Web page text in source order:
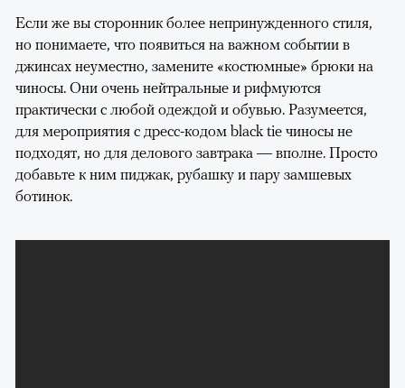
Если же вы сторонник более непринужденного стиля,
но понимаете, что появиться на важном событии в
джинсах неуместно, замените «костюмные» брюки на
чиносы. Они очень нейтральные и рифмуются
практически с любой одеждой и обувью. Разумеется,
для мероприятия с дресс-кодом black tie чиносы не
подходят, но для делового завтрака — вполне. Просто
добавьте к ним пиджак, рубашку и пару замшевых
ботинок.